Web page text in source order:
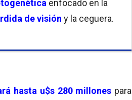
enfocado en la
de visión y la ceguera.
hasta u$s 280 millones para